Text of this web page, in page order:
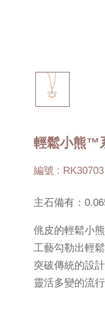
輕鬆小熊™
編號 : RK30703
主石備有：
佻皮的輕鬆小
工藝勾勒出輕
突破傳統的設
靈活多變的流行